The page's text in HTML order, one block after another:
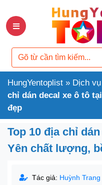
HungYentoplist » Dịch
chỉ dán decal xe ô tô
đẹp
Top 10 địa chỉ
Yên chất lượng,
Tác giả: Huỳnh Trang